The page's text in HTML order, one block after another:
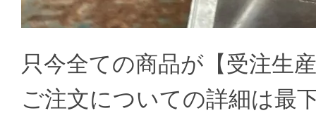
只今全ての商品が【受注生
ご注文についての詳細は最